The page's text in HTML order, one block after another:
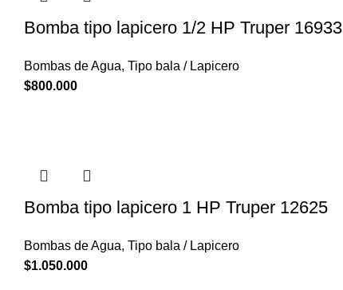
Bomba tipo lapicero 1/2 HP Truper 16933
Bombas de Agua, Tipo bala / Lapicero
$800.000
Bomba tipo lapicero 1 HP Truper 12625
Bombas de Agua, Tipo bala / Lapicero
$1.050.000